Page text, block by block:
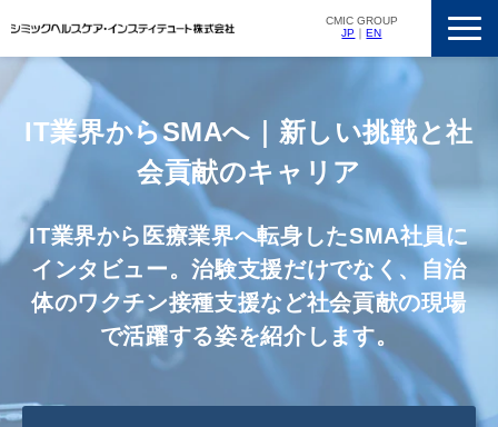
CMIC GROUP
JP ｜EN
私たちの強み
支援実績
ニュースリリース
会社概要
採用情報
IT業界からSMAへ｜新しい挑戦と社
会貢献のキャリア
IT業界から医療業界へ転身したSMA社員に
インタビュー。治験支援だけでなく、自治
体のワクチン接種支援など社会貢献の現場
で活躍する姿を紹介します。